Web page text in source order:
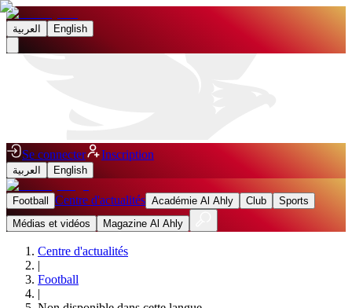
العربية English
Se connecter Inscription
العربية English
Football Centre d'actualités Académie Al Ahly Club
Sports
Médias et vidéos
Magazine Al Ahly
Centre d'actualités
|
Football
|